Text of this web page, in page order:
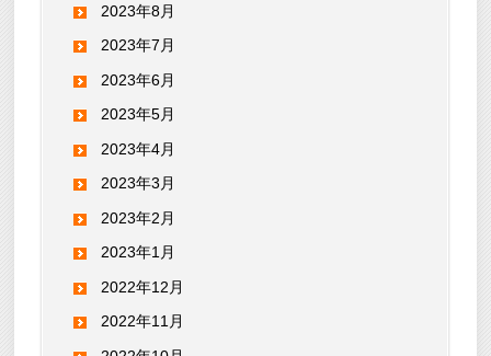
2023年8月
2023年7月
2023年6月
2023年5月
2023年4月
2023年3月
2023年2月
2023年1月
2022年12月
2022年11月